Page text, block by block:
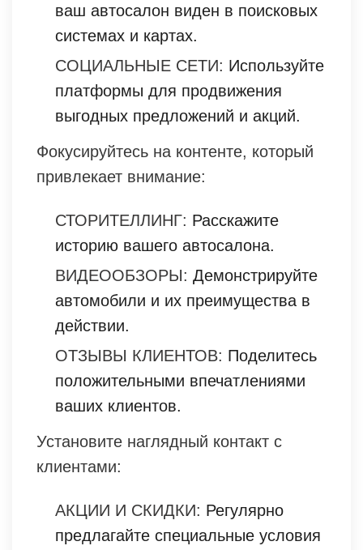
ваш автосалон виден в поисковых
системах и картах.
СОЦИАЛЬНЫЕ СЕТИ: Используйте
платформы для продвижения
выгодных предложений и акций.
Фокусируйтесь на контенте, который
привлекает внимание:
СТОРИТЕЛЛИНГ: Расскажите
историю вашего автосалона.
ВИДЕООБЗОРЫ: Демонстрируйте
автомобили и их преимущества в
действии.
ОТЗЫВЫ КЛИЕНТОВ: Поделитесь
положительными впечатлениями
ваших клиентов.
Установите наглядный контакт с
клиентами:
АКЦИИ И СКИДКИ: Регулярно
предлагайте специальные условия